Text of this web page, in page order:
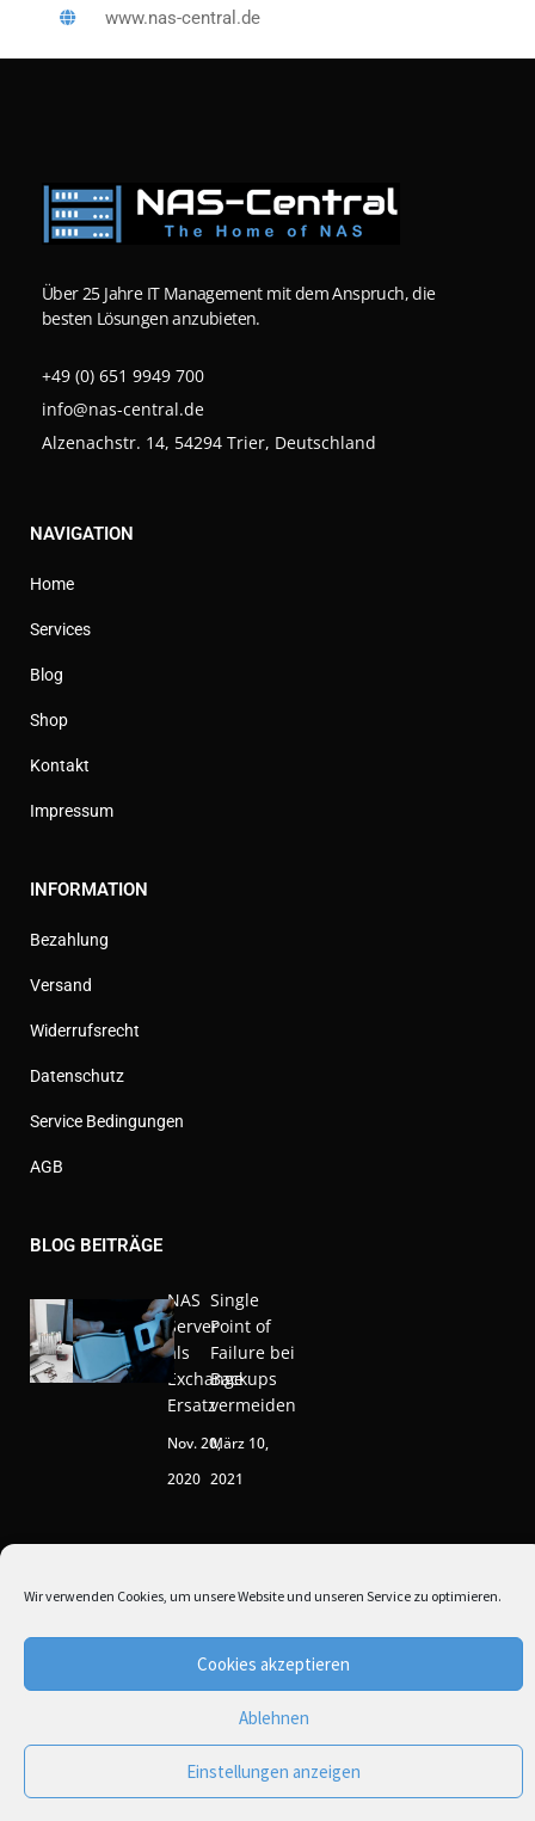
Wir verwenden Cookies, um unsere Website und unseren Service zu optimieren.
Cookies akzeptieren
Ablehnen
Einstellungen anzeigen
www.nas-central.de
Über 25 Jahre IT Management mit dem Anspruch, die
besten Lösungen anzubieten.
+49 (0) 651 9949 700
info@nas-central.de
Alzenachstr. 14, 54294 Trier, Deutschland
NAVIGATION
Home
Services
Blog
Shop
Kontakt
Impressum
INFORMATION
Bezahlung
Versand
Widerrufsrecht
Datenschutz
Service Bedingungen
AGB
BLOG BEITRÄGE
Nov. 20,
2020
NAS
Server
als
Exchange
Ersatz
März 10,
2021
Single
Point of
Failure bei
Backups
vermeiden
* Alle Preise inkl. Mwst. zzgl .Versandkosten